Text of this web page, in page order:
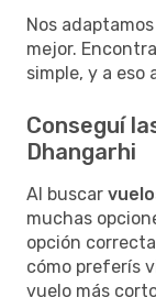
Nos
mejor.
simple, y a eso
Conseguí
Dhangarhi
Al buscar
muchas
opción
cómo preferís
vuelo más